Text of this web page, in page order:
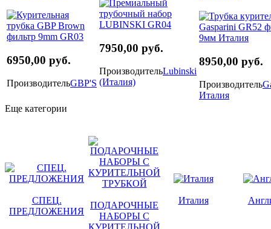
6950,00 руб.
ПроизводительGBP'S
7950,00 руб.
ПроизводительLubinski
(Италия)
8950,00 руб.
Производитель
Италия
Еще категории
СПЕЦ.
ПРЕДЛОЖЕНИЯ
ПОДАРОЧНЫЕ
НАБОРЫ С
КУРИТЕЛЬНОЙ
Италия